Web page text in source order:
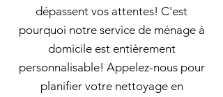
dépassent vos attentes! C'est
pourquoi notre service de ménage à
domicile est entièrement
personnalisable! Appelez-nous pour
planifier votre nettoyage en